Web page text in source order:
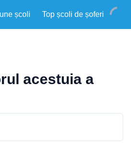
școli Top școli de șoferi
acestuia a